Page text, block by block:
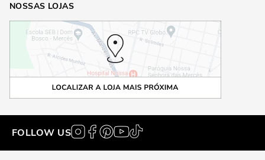
NOSSAS LOJAS
FOLLOW US